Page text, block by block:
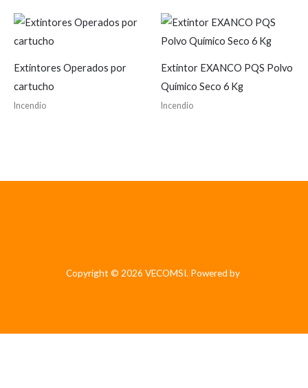
Extintores Operados por
cartucho
Incendio
Extintor EXANCO PQS Polvo
Químico Seco 6 Kg
Incendio
Copyright © 2026 VECOMSI. Powered by